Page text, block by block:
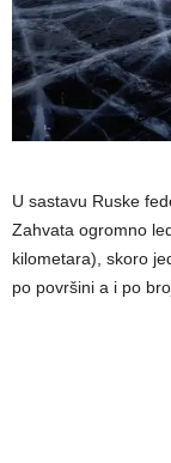
U sastavu Ruske
Zahvata ogromno
kilometara), skoro
po površini a i po